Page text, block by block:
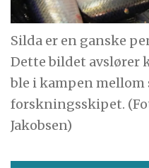
Silda er en ganske
Dette bildet avslører
ble i kampen
forskningsskipet.
Jakobsen)